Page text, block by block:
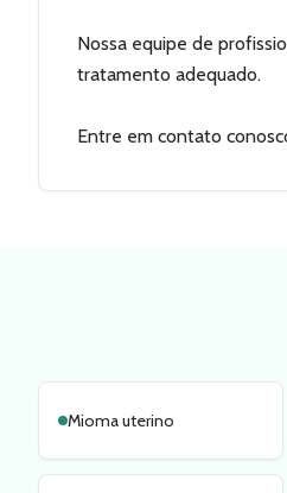
Nossa equipe de
tratamento adequado.
Entre em contato
Mioma uterino